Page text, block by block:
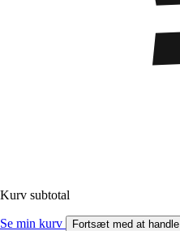
Kurv subtotal
Se min kurv Fortsæt med at handle